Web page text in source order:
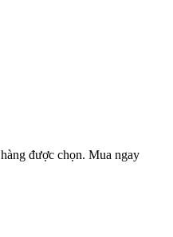
được chọn. Mua ngay